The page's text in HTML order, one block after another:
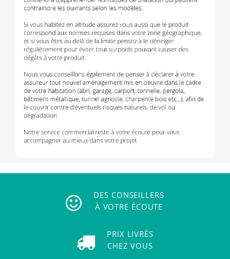
DES CONSEILLERS
À VOTRE ÉCOUTE
PRIX LIVRÉS
CHEZ VOUS